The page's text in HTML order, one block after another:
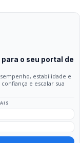
de Pedro Osório;